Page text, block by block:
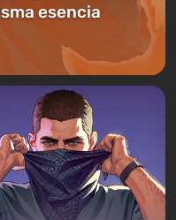
esencia